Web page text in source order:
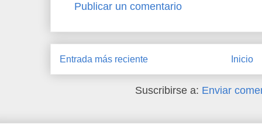
Publicar un comentario
Entrada más reciente Inicio
Suscribirse a: Enviar